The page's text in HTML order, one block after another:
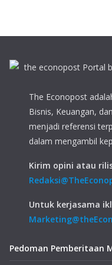
The Econopost
Bisnis, Keuangan,
menjadi referensi
dalam mengambil
Kirim opini atau
Untuk kerjasama
Pedoman Pemberitaan